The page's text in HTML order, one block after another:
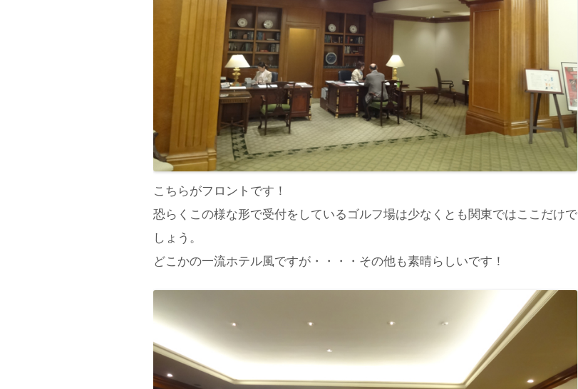
こちらがフロントです！
恐らくこの様な形で受付をしているゴルフ場は少なくとも関東ではここだけで
しょう。
どこかの一流ホテル風ですが・・・・その他も素晴らしいです！